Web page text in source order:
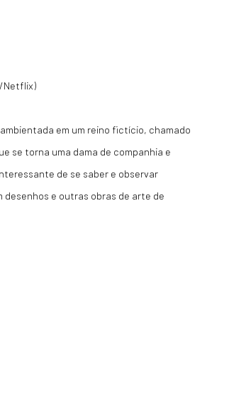
Netflix)
em um reino fictício, chamado
se torna uma dama de companhia e
de se saber e observar
e outras obras de arte de